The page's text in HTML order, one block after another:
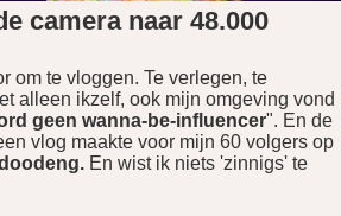
camera naar 48.000
om te vloggen. Te verlegen, te
alleen ikzelf, ook mijn omgeving vond
geen wanna-be-influencer". En de
vlog maakte voor mijn 60 volgers op
En wist ik niets 'zinnigs' te